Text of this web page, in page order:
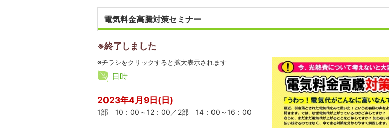
電気料金高騰対策セミナー
※終了しました
※チラシをクリックすると拡大表示されます
日時
2023年4月9日(日)
1部 10：00～12：00／2部 14：00～16：00